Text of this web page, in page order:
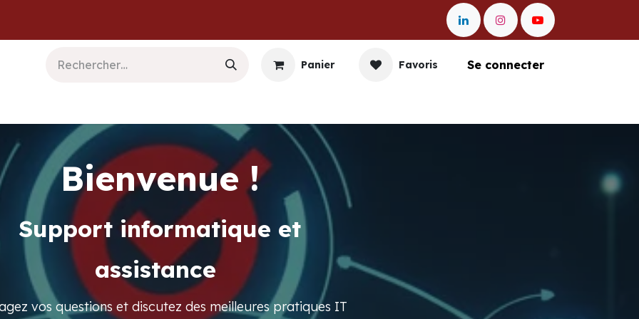
Panier Favoris Se connecter
Bienvenue !
Support informatique et
assistance
vos questions et discutez des meilleures pratiques IT